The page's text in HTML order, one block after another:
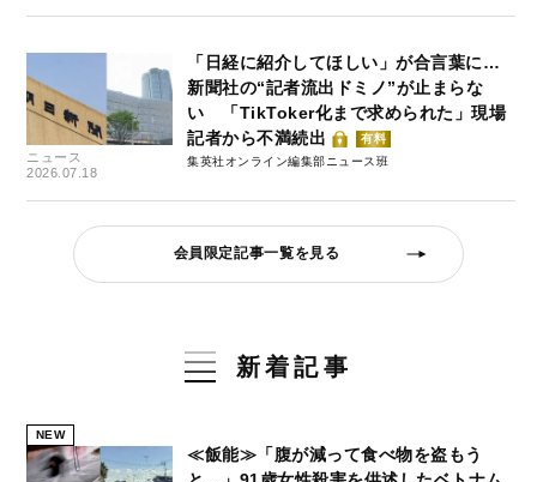
ニュース
2026.07.18
「日経に紹介してほしい」が合言葉に…
新聞社の“記者流出ドミノ”が止まらな
い 「TikToker化まで求められた」現場
記者から不満続出
有料
集英社オンライン編集部ニュース班
会員限定記事一覧を見る
新着記事
NEW
≪飯能≫「腹が減って食べ物を盗もう